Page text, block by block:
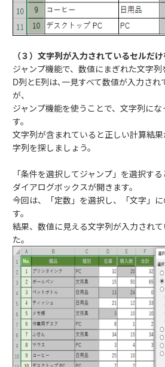
（３）文字列が入力されているセルだ
ジャンプ機能で、数値にまぎれた文字列
D列とE列は､一見すべて数値が入力さ
が、
ジャンプ機能を使うことで、文字列に
す。
文字列が含まれていると正しい計算結
字列を探しましょう。
「条件を選択してジャンプ」を選択す
ダイアログボックスが開きます。
今回は、「定数」を選択し、「文字」
す。
結果、数値に見える文字列が入力され
た。